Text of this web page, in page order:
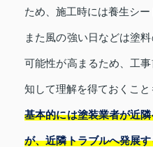
ため、施工時には養生シー
また風の強い日などは塗
可能性が高まるため、工
知して理解を得ておくこと
基本的には塗装業者が近
が、近隣トラブルへ発展